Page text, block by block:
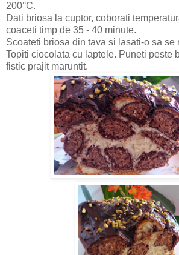
200°C.
Dati briosa la cuptor, coborati
coaceti timp de 35 - 40 minute.
Scoateti briosa din tava si lasati-o sa se
Topiti ciocolata cu laptele. Puneti peste
fistic prajit maruntit.